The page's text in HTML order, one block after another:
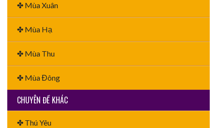
✤ Mùa Xuân
✤ Mùa Hạ
✤ Mùa Thu
✤ Mùa Đông
CHUYÊN ĐỀ KHÁC
✤ Thú Yêu